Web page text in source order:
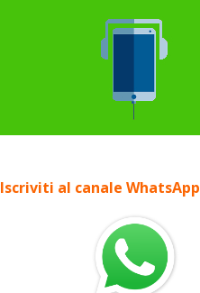
Iscriviti al canale WhatsApp